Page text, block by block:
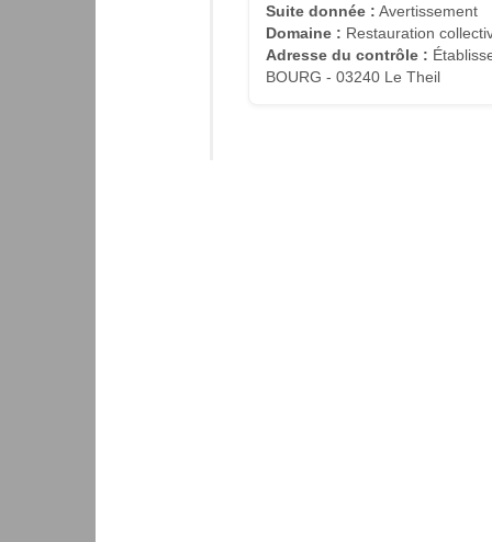
Suite donnée : Avertissement
Domaine : Restauration
Adresse du contrôle :
BOURG - 03240 Le Theil